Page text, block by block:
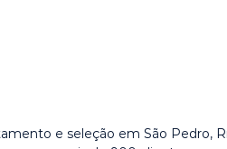
e seleção em São Pedro,